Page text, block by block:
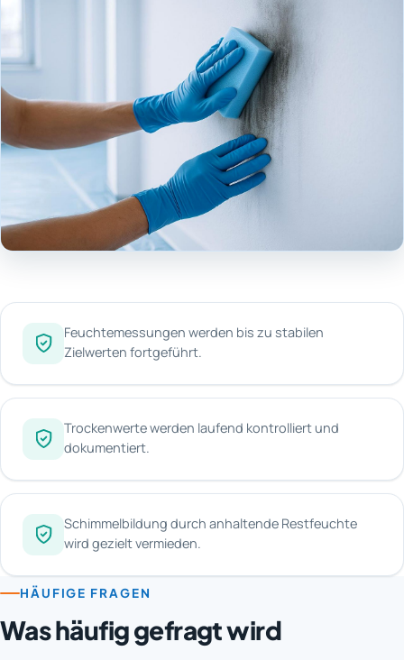
Feuchtemessungen werden bis zu stabilen
Zielwerten fortgeführt.
Trockenwerte werden laufend kontrolliert und
dokumentiert.
Schimmelbildung durch anhaltende Restfeuchte
wird gezielt vermieden.
HÄUFIGE FRAGEN
Was häufig gefragt wird